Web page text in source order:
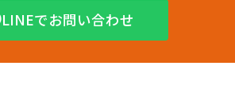
LINEでお問い合わせ